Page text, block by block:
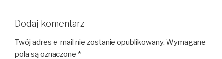
Dodaj komentarz
Twój adres e-mail nie zostanie opublikowany. Wymagane
pola są oznaczone *